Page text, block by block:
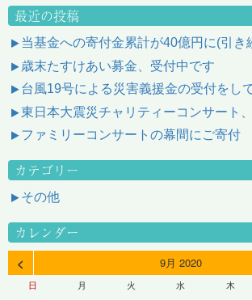
最近の投稿
当基金への寄付金累計が40億円に(引き
歳末たすけあい募金、受付中です
台風19号による災害義援金の受付をし
東日本大震災チャリティーコンサート
ファミリーコンサートの幕間にご寄付
カテゴリー
その他
カレンダー
< 9月 2020
日 月 火 水 木